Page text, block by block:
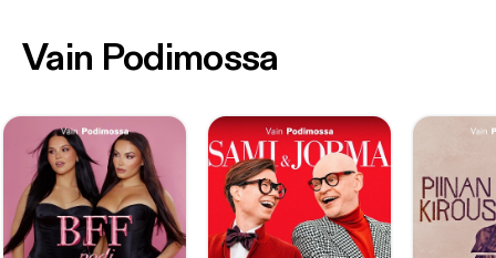
Vain Podimossa